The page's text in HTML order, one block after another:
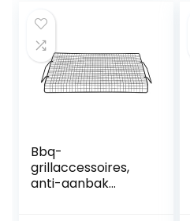
Bbq-
grillaccessoires,
anti-aanbak